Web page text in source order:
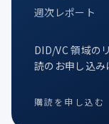
週次レポート
DID/VC 領域の
読のお申し込み
購読を申し込む